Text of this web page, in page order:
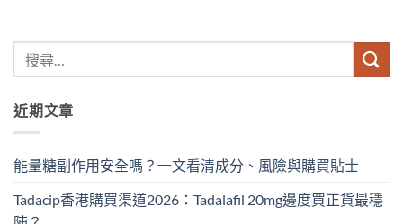
近期文章
能量糖副作用安全嗎？一文看清成分、風險與購買貼士
Tadacip香港購買渠道2026：Tadalafil 20mg邊度買正貨最穩